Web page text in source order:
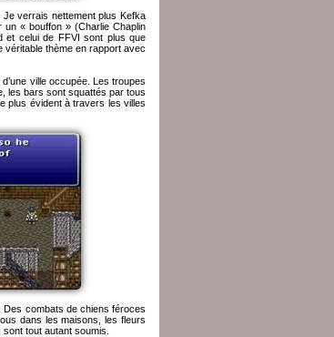
Je verrais nettement plus Kefka
« bouffon » (Charlie Chaplin
et celui de FFVI sont plus que
véritable thème en rapport avec
ville occupée. Les troupes
les bars sont squattés par tous
plus évident à travers les villes
Des combats de chiens féroces
dans les maisons, les fleurs
tout autant soumis.